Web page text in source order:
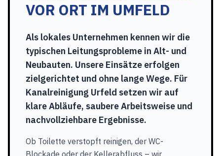
VOR ORT IM UMFELD
Als lokales Unternehmen kennen wir die
typischen Leitungsprobleme in Alt- und
Neubauten. Unsere Einsätze erfolgen
zielgerichtet und ohne lange Wege. Für
Kanalreinigung Urfeld setzen wir auf
klare Abläufe, saubere Arbeitsweise und
nachvollziehbare Ergebnisse.
Ob Toilette verstopft reinigen, der WC-
Blockade oder der Kellerabfluss – wir